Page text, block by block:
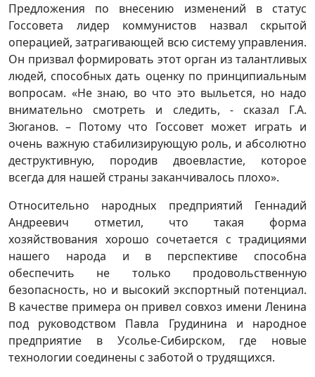
Предложения по внесению изменений в статус
Госсовета лидер коммунистов назвал скрытой
операцией, затрагивающей всю систему управления.
Он призвал формировать этот орган из талантливых
людей, способных дать оценку по принципиальным
вопросам. «Не знаю, во что это выльется, но надо
внимательно смотреть и следить, - сказал Г.А.
Зюганов. – Потому что Госсовет может играть и
очень важную стабилизирующую роль, и абсолютно
деструктивную, породив двоевластие, которое
всегда для нашей страны заканчивалось плохо».
Относительно народных предприятий Геннадий
Андреевич отметил, что такая форма
хозяйствования хорошо сочетается с традициями
нашего народа и в перспективе способна
обеспечить не только продовольственную
безопасность, но и высокий экспортный потенциал.
В качестве примера он привел совхоз имени Ленина
под руководством Павла Грудинина и народное
предприятие в Усолье-Сибирском, где новые
технологии соединены с заботой о трудящихся.